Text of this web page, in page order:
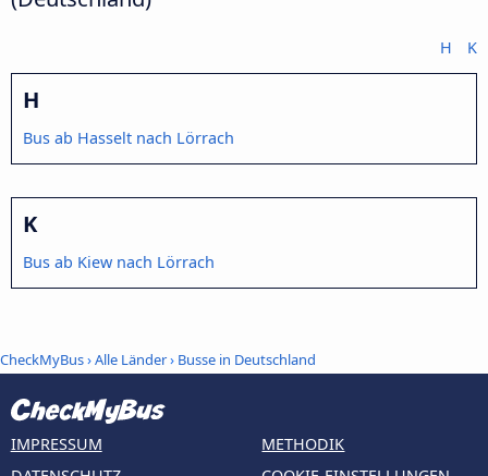
H K
H
Bus ab Hasselt nach Lörrach
K
Bus ab Kiew nach Lörrach
CheckMyBus›Alle Länder› Busse in Deutschland
IMPRESSUM
METHODIK